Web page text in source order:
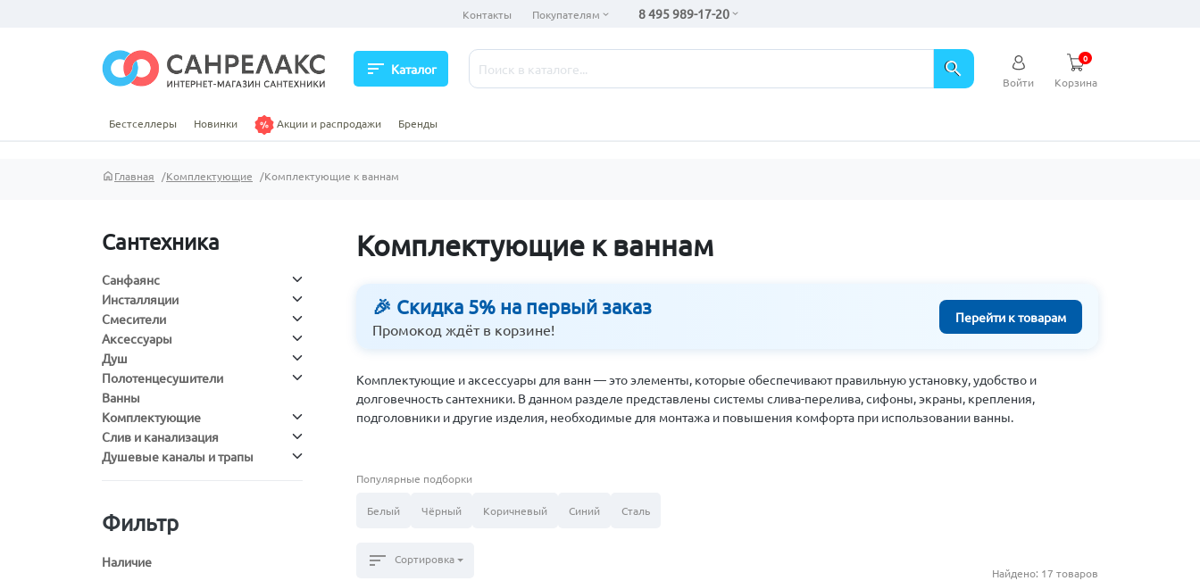
Контакты Покупателям 8 495 989-17-20
sort Каталог search
Войти Корзина
0
Бестселлеры Новинки Акции и распродажи Бренды
Главная Комплектующие Комплектующие к ваннам
Сантехника
Санфаянс
Инсталляции
Смесители
Аксессуары
Душ
Полотенцесушители
Ванны
Комплектующие
Слив и канализация
Душевые каналы и трапы
Фильтр
Наличие
Комплектующие к ваннам
🎉 Скидка 5% на первый заказ
Промокод ждёт в корзине!
Перейти к товарам
Комплектующие и аксессуары для ванн — это элементы, которые обеспечивают правильную установку, удобство и
долговечность сантехники. В данном разделе представлены системы слива-перелива, сифоны, экраны, крепления,
подголовники и другие изделия, необходимые для монтажа и повышения комфорта при использовании ванны.
Популярные подборки
Белый Чёрный Коричневый Синий Сталь
sort
Сортировка
Найдено: 17 товаров